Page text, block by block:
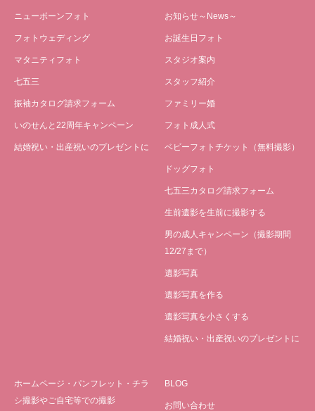
ニューボーンフォト
フォトウェディング
マタニティフォト
七五三
振袖カタログ請求フォーム
いのせんと22周年キャンペーン
結婚祝い・出産祝いのプレゼントに
お知らせ～News～
お誕生日フォト
スタジオ案内
スタッフ紹介
ファミリー婚
フォト成人式
ベビーフォトチケット（無料撮影）
ドッグフォト
七五三カタログ請求フォーム
生前遺影を生前に撮影する
男の成人キャンペーン（撮影期間
12/27まで）
遺影写真
遺影写真を作る
遺影写真を小さくする
結婚祝い・出産祝いのプレゼントに
ホームページ・パンフレット・チラ
シ撮影やご自宅等での撮影
BLOG
お問い合わせ